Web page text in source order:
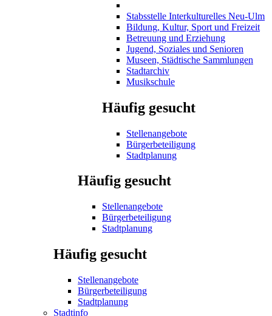
Stabsstelle Interkulturelles Neu-Ulm
Bildung, Kultur, Sport und Freizeit
Betreuung und Erziehung
Jugend, Soziales und Senioren
Museen, Städtische Sammlungen
Stadtarchiv
Musikschule
Häufig gesucht
Stellenangebote
Bürgerbeteiligung
Stadtplanung
Häufig gesucht
Stellenangebote
Bürgerbeteiligung
Stadtplanung
Häufig gesucht
Stellenangebote
Bürgerbeteiligung
Stadtplanung
Stadtinfo